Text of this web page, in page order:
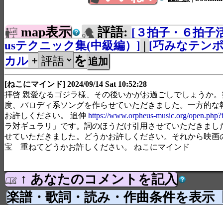
map表示 評語: [３拍子・６拍子
usテクニック集(中級編）] | [巧みなテン
カル + を
[ねこにマインド] 2024/09/14 Sat 10:52:28
拝啓 親愛なるゴジラ様、その後いかがお過ごしでしょうか
度、パロディ系ソングを作らせていただきました。一方的な
お許しください。 追伸 https://www.orpheus-music.org/
ラ対ギュラリ」です。詞のほうだけ引用させていただきまし
せていただきました。どうかお許しください。それから映
宝 重ねてどうかお許しください。 ねこにマイ
↑ あなたのコメントを記入
楽譜・歌詞・読み・作曲条件を表示